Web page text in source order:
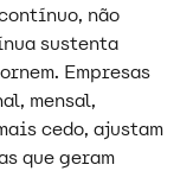
não
sustenta
Empresas
mensal,
cedo, ajustam
que geram